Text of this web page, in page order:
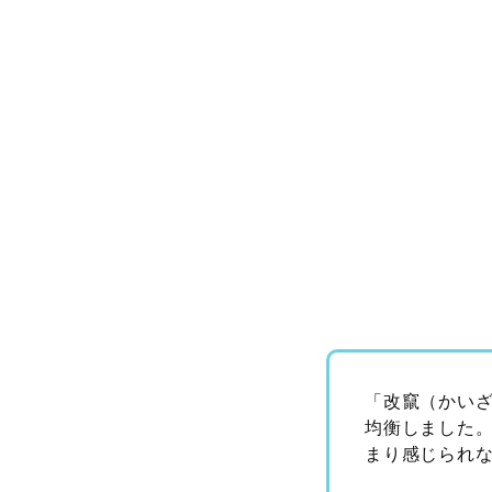
「改竄（かい
均衡しました
まり感じられ